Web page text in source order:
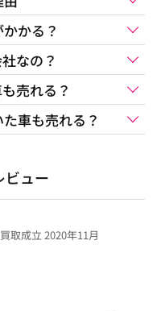
かる？
なの？
売れる？
車も売れる？
ビュー
取成立 2020年11月